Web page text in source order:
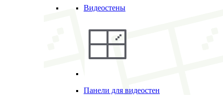
Видеостены
Панели для видеостен